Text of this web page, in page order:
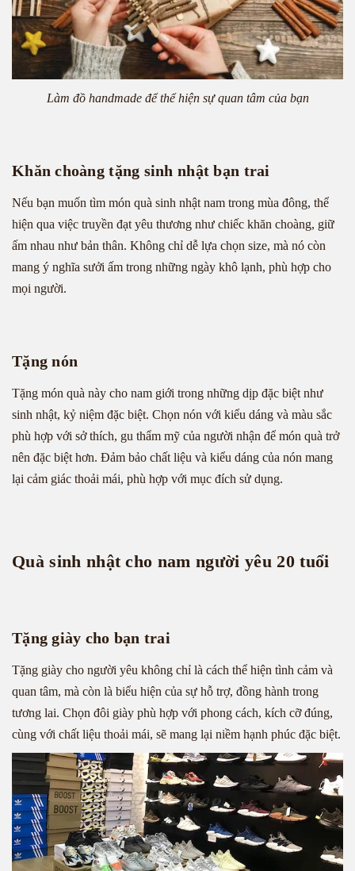
Làm đồ handmade để thể hiện sự quan tâm của bạn
Khăn choàng tặng sinh nhật bạn trai
Nếu bạn muốn tìm món quà sinh nhật nam trong mùa đông, thể
hiện qua việc truyền đạt yêu thương như chiếc khăn choàng, giữ
ấm nhau như bản thân. Không chỉ dễ lựa chọn size, mà nó còn
mang ý nghĩa sưởi ấm trong những ngày khô lạnh, phù hợp cho
mọi người.
Tặng nón
Tặng món quà này cho nam giới trong những dịp đặc biệt như
sinh nhật, kỷ niệm đặc biệt. Chọn nón với kiểu dáng và màu sắc
phù hợp với sở thích, gu thẩm mỹ của người nhận để món quà trở
nên đặc biệt hơn. Đảm bảo chất liệu và kiểu dáng của nón mang
lại cảm giác thoải mái, phù hợp với mục đích sử dụng.
Quà sinh nhật cho nam người yêu 20 tuổi
Tặng giày cho bạn trai
Tặng giày cho người yêu không chỉ là cách thể hiện tình cảm và
quan tâm, mà còn là biểu hiện của sự hỗ trợ, đồng hành trong
tương lai. Chọn đôi giày phù hợp với phong cách, kích cỡ đúng,
cùng với chất liệu thoải mái, sẽ mang lại niềm hạnh phúc đặc biệt.